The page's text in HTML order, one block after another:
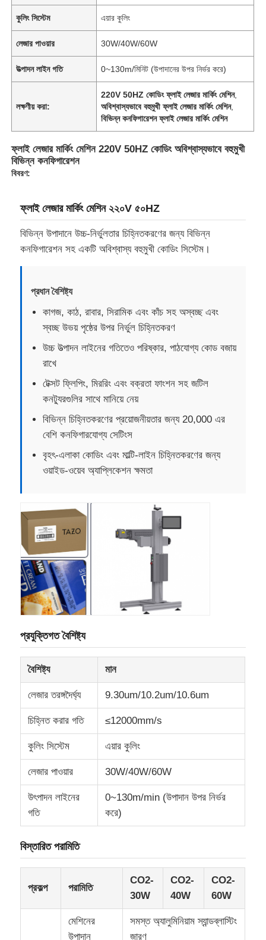
বাড়ি
পণ্য
আমাদের সম্পর্কে
কারখানা ভ্রমণ
মান নিয়ন্ত্রণ
আমাদের সাথে যোগাযোগ করুন
উদ্ধৃতির জন্য আবেদন
ফাইবার লেজার মার্কিং মেশিন
হাতের লেজার মার্কিং মেশিন
কুলিং সিস্টেম এয়ার কুলিং
লেজার পাওয়ার 30W/40W/60W
উত্পাদন লাইন গতি 0~130m/মিনিট (উপাদানের উপর নির্ভর করে)
লক্ষণীয় করা:
220V 50HZ কোডিং ফ্লাই লেজার মার্কিং মেশিন,
অবিশ্বাস্যভাবে বহুমুখী ফ্লাই লেজার মার্কিং মেশিন,
বিভিন্ন কনফিগারেশন ফ্লাই লেজার মার্কিং মেশিন
ফ্লাই লেজার মার্কিং মেশিন 220V 50HZ কোডিং অবিশ্বাস্যভাবে বহুমুখী
বিভিন্ন কনফিগারেশন
বিবরণ:
ফ্লাই লেজার মার্কিং মেশিন ২২০V ৫০HZ
বিভিন্ন উপাদানে উচ্চ-নির্ভুলতার চিহ্নিতকরণের জন্য বিভিন্ন
কনফিগারেশন সহ একটি অবিশ্বাস্য বহুমুখী কোডিং সিস্টেম।
প্রধান বৈশিষ্ট্য
কাগজ, কাঠ, রাবার, সিরামিক এবং কাঁচ সহ অস্বচ্ছ এবং
স্বচ্ছ উভয় পৃষ্ঠের উপর নির্ভুল চিহ্নিতকরণ
উচ্চ উত্পাদন লাইনের গতিতেও পরিষ্কার, পাঠযোগ্য কোড বজায়
রাখে
টেক্সট ফ্লিপিং, মিররিং এবং বক্রতা ফাংশন সহ জটিল
কনট্যুরগুলির সাথে মানিয়ে নেয়
বিভিন্ন চিহ্নিতকরণের প্রয়োজনীয়তার জন্য 20,000 এর
বেশি কনফিগারযোগ্য সেটিংস
বৃহৎ-এলাকা কোডিং এবং মাল্টি-লাইন চিহ্নিতকরণের জন্য
ওয়াইড-ওয়েব অ্যাপ্লিকেশন ক্ষমতা
প্রযুক্তিগত বৈশিষ্ট্য
বৈশিষ্ট্য মান
লেজার তরঙ্গদৈর্ঘ্য 9.30um/10.2um/10.6um
চিহ্নিত করার গতি ≤12000mm/s
কুলিং সিস্টেম এয়ার কুলিং
লেজার পাওয়ার 30W/40W/60W
উৎপাদন লাইনের
গতি
0~130m/min (উপাদান উপর নির্ভর
করে)
বিস্তারিত পরামিতি
প্রকল্প পরামিতি
CO2-
30W
CO2-
40W
CO2-
60W
মেশিনের
উপাদান
সমস্ত অ্যালুমিনিয়াম স্যান্ডব্লাস্টিং
জারণ